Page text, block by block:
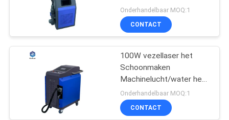
Schoonmakende de
Machine Handbediende
Roest die Laser
Onderhandelbaar MOQ:1
CONTACT
100W vezellaser het
Schoonmaken
Machinelucht/water het
Koelen voor de
Verwijdering van
Roestverven
Onderhandelbaar MOQ:1
CONTACT